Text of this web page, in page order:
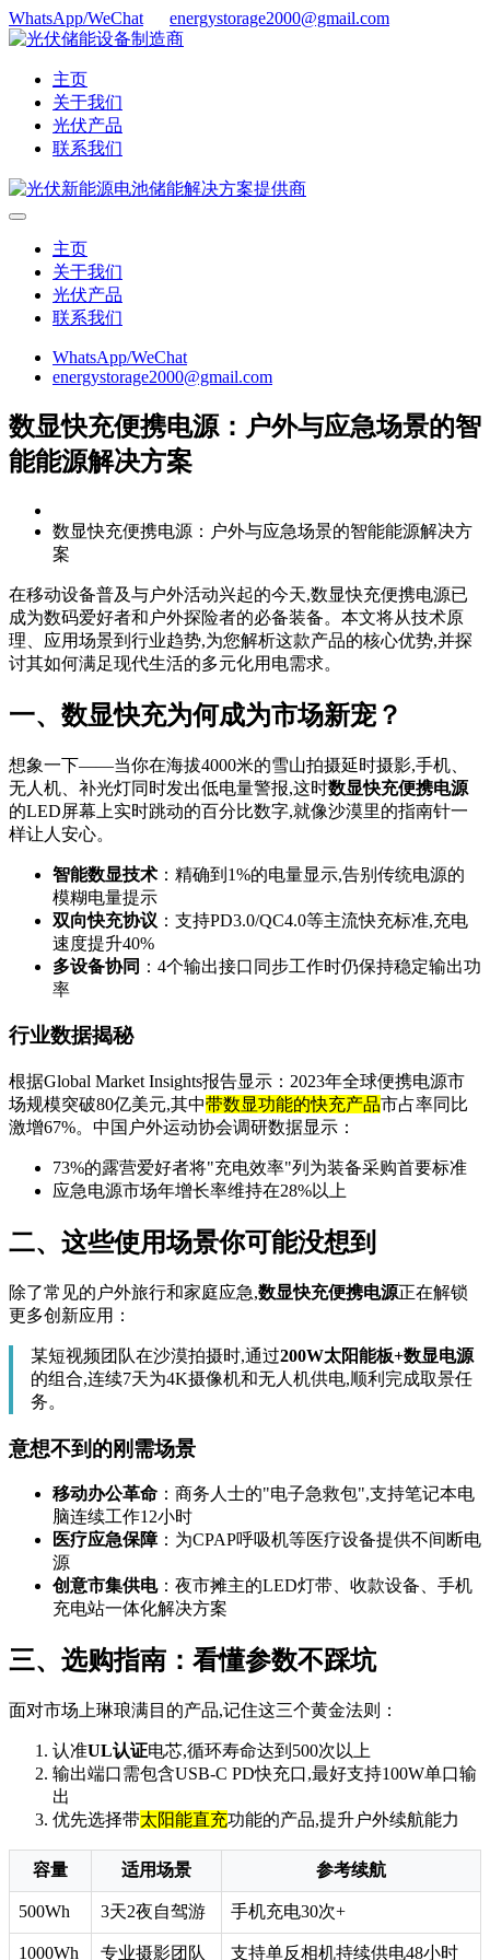
WhatsApp/WeChat energystorage2000@gmail.com
主页
关于我们
光伏产品
联系我们
主页
关于我们
光伏产品
联系我们
WhatsApp/WeChat
energystorage2000@gmail.com
数显快充便携电源：户外与应急场景的智
能能源解决方案
数显快充便携电源：户外与应急场景的智能能源解决方
案
在移动设备普及与户外活动兴起的今天,数显快充便携电源已
成为数码爱好者和户外探险者的必备装备。本文将从技术原
理、应用场景到行业趋势,为您解析这款产品的核心优势,并探
讨其如何满足现代生活的多元化用电需求。
一、数显快充为何成为市场新宠？
想象一下——当你在海拔4000米的雪山拍摄延时摄影,手机、
无人机、补光灯同时发出低电量警报,这时数显快充便携电源
的LED屏幕上实时跳动的百分比数字,就像沙漠里的指南针一
样让人安心。
智能数显技术 ：精确到1%的电量显示,告别传统电源的
模糊电量提示
双向快充协议 ：支持PD3.0/QC4.0等主流快充标准,充电
速度提升40%
多设备协同 ：4个输出接口同步工作时仍保持稳定输出功
率
行业数据揭秘
根据Global Market Insights报告显示：2023年全球便携电源市
场规模突破80亿美元,其中带数显功能的快充产品市占率同比
激增67%。中国户外运动协会调研数据显示：
73%的露营爱好者将"充电效率"列为装备采购首要标准
应急电源市场年增长率维持在28%以上
二、这些使用场景你可能没想到
除了常见的户外旅行和家庭应急,数显快充便携电源正在解锁
更多创新应用：
某短视频团队在沙漠拍摄时,通过200W太阳能板+数显电源
的组合,连续7天为4K摄像机和无人机供电,顺利完成取景任
务。
意想不到的刚需场景
移动办公革命 ：商务人士的"电子急救包",支持笔记本电
脑连续工作12小时
医疗应急保障：为CPAP呼吸机等医疗设备提供不间断电
源
创意市集供电：夜市摊主的LED灯带、收款设备、手机
充电站一体化解决方案
三、选购指南：看懂参数不踩坑
面对市场上琳琅满目的产品,记住这三个黄金法则：
认准UL认证电芯,循环寿命达到500次以上
输出端口需包含USB-C PD快充口,最好支持100W单口输
出
优先选择带太阳能直充功能的产品,提升户外续航能力
容量 适用场景 参考续航
500Wh 3天2夜自驾游 手机充电30次+
1000Wh 专业摄影团队 支持单反相机持续供电48小时